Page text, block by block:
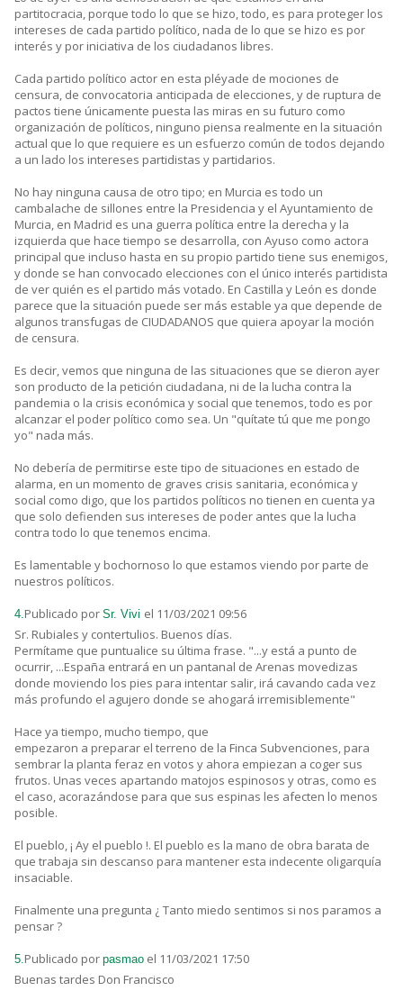
partitocracia, porque todo lo que se hizo, todo, es para proteger los
intereses de cada partido político, nada de lo que se hizo es por
interés y por iniciativa de los ciudadanos libres.
Cada partido político actor en esta pléyade de mociones de
censura, de convocatoria anticipada de elecciones, y de ruptura de
pactos tiene únicamente puesta las miras en su futuro como
organización de políticos, ninguno piensa realmente en la situación
actual que lo que requiere es un esfuerzo común de todos dejando
a un lado los intereses partidistas y partidarios.
No hay ninguna causa de otro tipo; en Murcia es todo un
cambalache de sillones entre la Presidencia y el Ayuntamiento de
Murcia, en Madrid es una guerra política entre la derecha y la
izquierda que hace tiempo se desarrolla, con Ayuso como actora
principal que incluso hasta en su propio partido tiene sus enemigos,
y donde se han convocado elecciones con el único interés partidista
de ver quién es el partido más votado. En Castilla y León es donde
parece que la situación puede ser más estable ya que depende de
algunos transfugas de CIUDADANOS que quiera apoyar la moción
de censura.
Es decir, vemos que ninguna de las situaciones que se dieron ayer
son producto de la petición ciudadana, ni de la lucha contra la
pandemia o la crisis económica y social que tenemos, todo es por
alcanzar el poder político como sea. Un "quítate tú que me pongo
yo" nada más.
No debería de permitirse este tipo de situaciones en estado de
alarma, en un momento de graves crisis sanitaria, económica y
social como digo, que los partidos políticos no tienen en cuenta ya
que solo defienden sus intereses de poder antes que la lucha
contra todo lo que tenemos encima.
Es lamentable y bochornoso lo que estamos viendo por parte de
nuestros políticos.
4.Publicado por Sr. Vivi el 11/03/2021 09:56
Sr. Rubiales y contertulios. Buenos días.
Permítame que puntualice su última frase. "...y está a punto de
ocurrir, ...España entrará en un pantanal de Arenas movedizas
donde moviendo los pies para intentar salir, irá cavando cada vez
más profundo el agujero donde se ahogará irremisiblemente"
Hace ya tiempo, mucho tiempo, que
empezaron a preparar el terreno de la Finca Subvenciones, para
sembrar la planta feraz en votos y ahora empiezan a coger sus
frutos. Unas veces apartando matojos espinosos y otras, como es
el caso, acorazándose para que sus espinas les afecten lo menos
posible.
El pueblo, ¡ Ay el pueblo !. El pueblo es la mano de obra barata de
que trabaja sin descanso para mantener esta indecente oligarquía
insaciable.
Finalmente una pregunta ¿ Tanto miedo sentimos si nos paramos a
pensar ?
5.Publicado por pasmao el 11/03/2021 17:50
Buenas tardes Don Francisco